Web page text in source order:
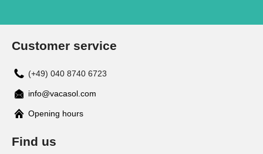
Customer service
(+49) 040 8740 6723
info@vacasol.com
Opening hours
Find us